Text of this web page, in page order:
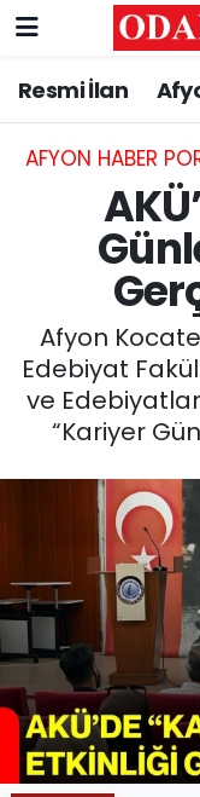
Resmi İlan
AFYON HABER
Afyon
Edebiyat
ve
“Kariyer
Resmi İlan
ASAYİŞ
GÜNCEL
SİYASET
EĞİTİM
SAĞLIK
SPOR
11:11 MANŞET
Nöbetçi
Hava
Trafik
Süper Lig
Tüm
Son Dakika